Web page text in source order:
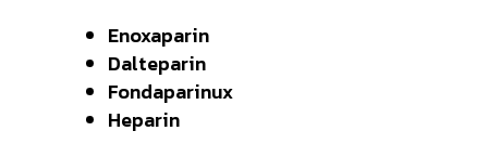
Enoxaparin
Dalteparin
Fondaparinux
Heparin